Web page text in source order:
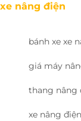
xe nâng điện
bánh xe xe
giá máy
thang nâng
xe nâng điện